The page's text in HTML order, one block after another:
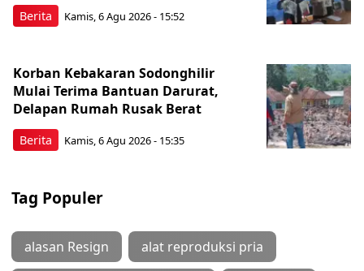
Berita Kamis, 6 Agu 2026 - 15:52
Berita
Korban Kebakaran Sodonghilir
Mulai Terima Bantuan Darurat,
Delapan Rumah Rusak Berat
Kamis, 6 Agu 2026 - 15:35
Tag Populer
alasan Resign alat reproduksi pria